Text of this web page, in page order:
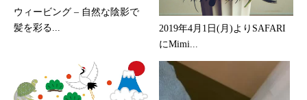
ウィービング – 自然な陰影で
髪を彩る...
2019年4月1日(月)よりSAFARI
にMimi...